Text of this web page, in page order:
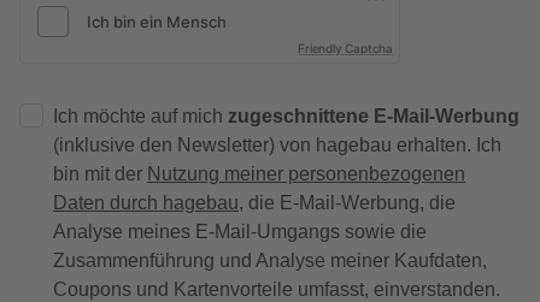
Friendly Captcha
Ich möchte auf mich zugeschnittene E-Mail-Werbung
(inklusive den Newsletter) von hagebau erhalten. Ich
bin mit der Nutzung meiner personenbezogenen
Daten durch hagebau, die E-Mail-Werbung, die
Analyse meines E-Mail-Umgangs sowie die
Zusammenführung und Analyse meiner Kaufdaten,
Coupons und Kartenvorteile umfasst, einverstanden.